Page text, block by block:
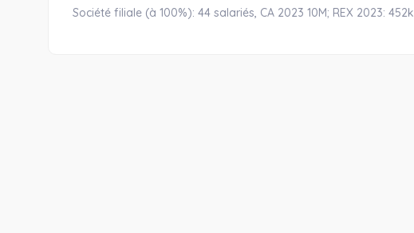
Société filiale (à 100%): 44 salariés, CA 2023 10M; REX 2023: 452k